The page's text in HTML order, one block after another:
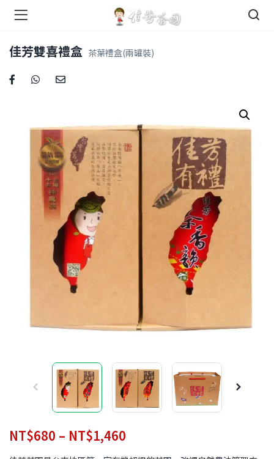
佳芳雙喜禮盒 茶葉禮盒(兩罐裝)
NT$680 – NT$1,460